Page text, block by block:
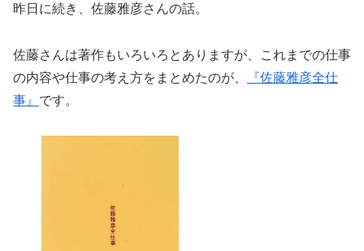
昨日に続き、佐藤雅彦さんの話。
佐藤さんは著作もいろいろとありますが、これまでの仕事
の内容や仕事の考え方をまとめたのが、
『佐藤雅彦全仕
事』 です。